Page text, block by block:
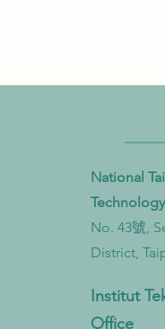
Taiwan
Darat
National
No. 43號,
District,
Institut
Office